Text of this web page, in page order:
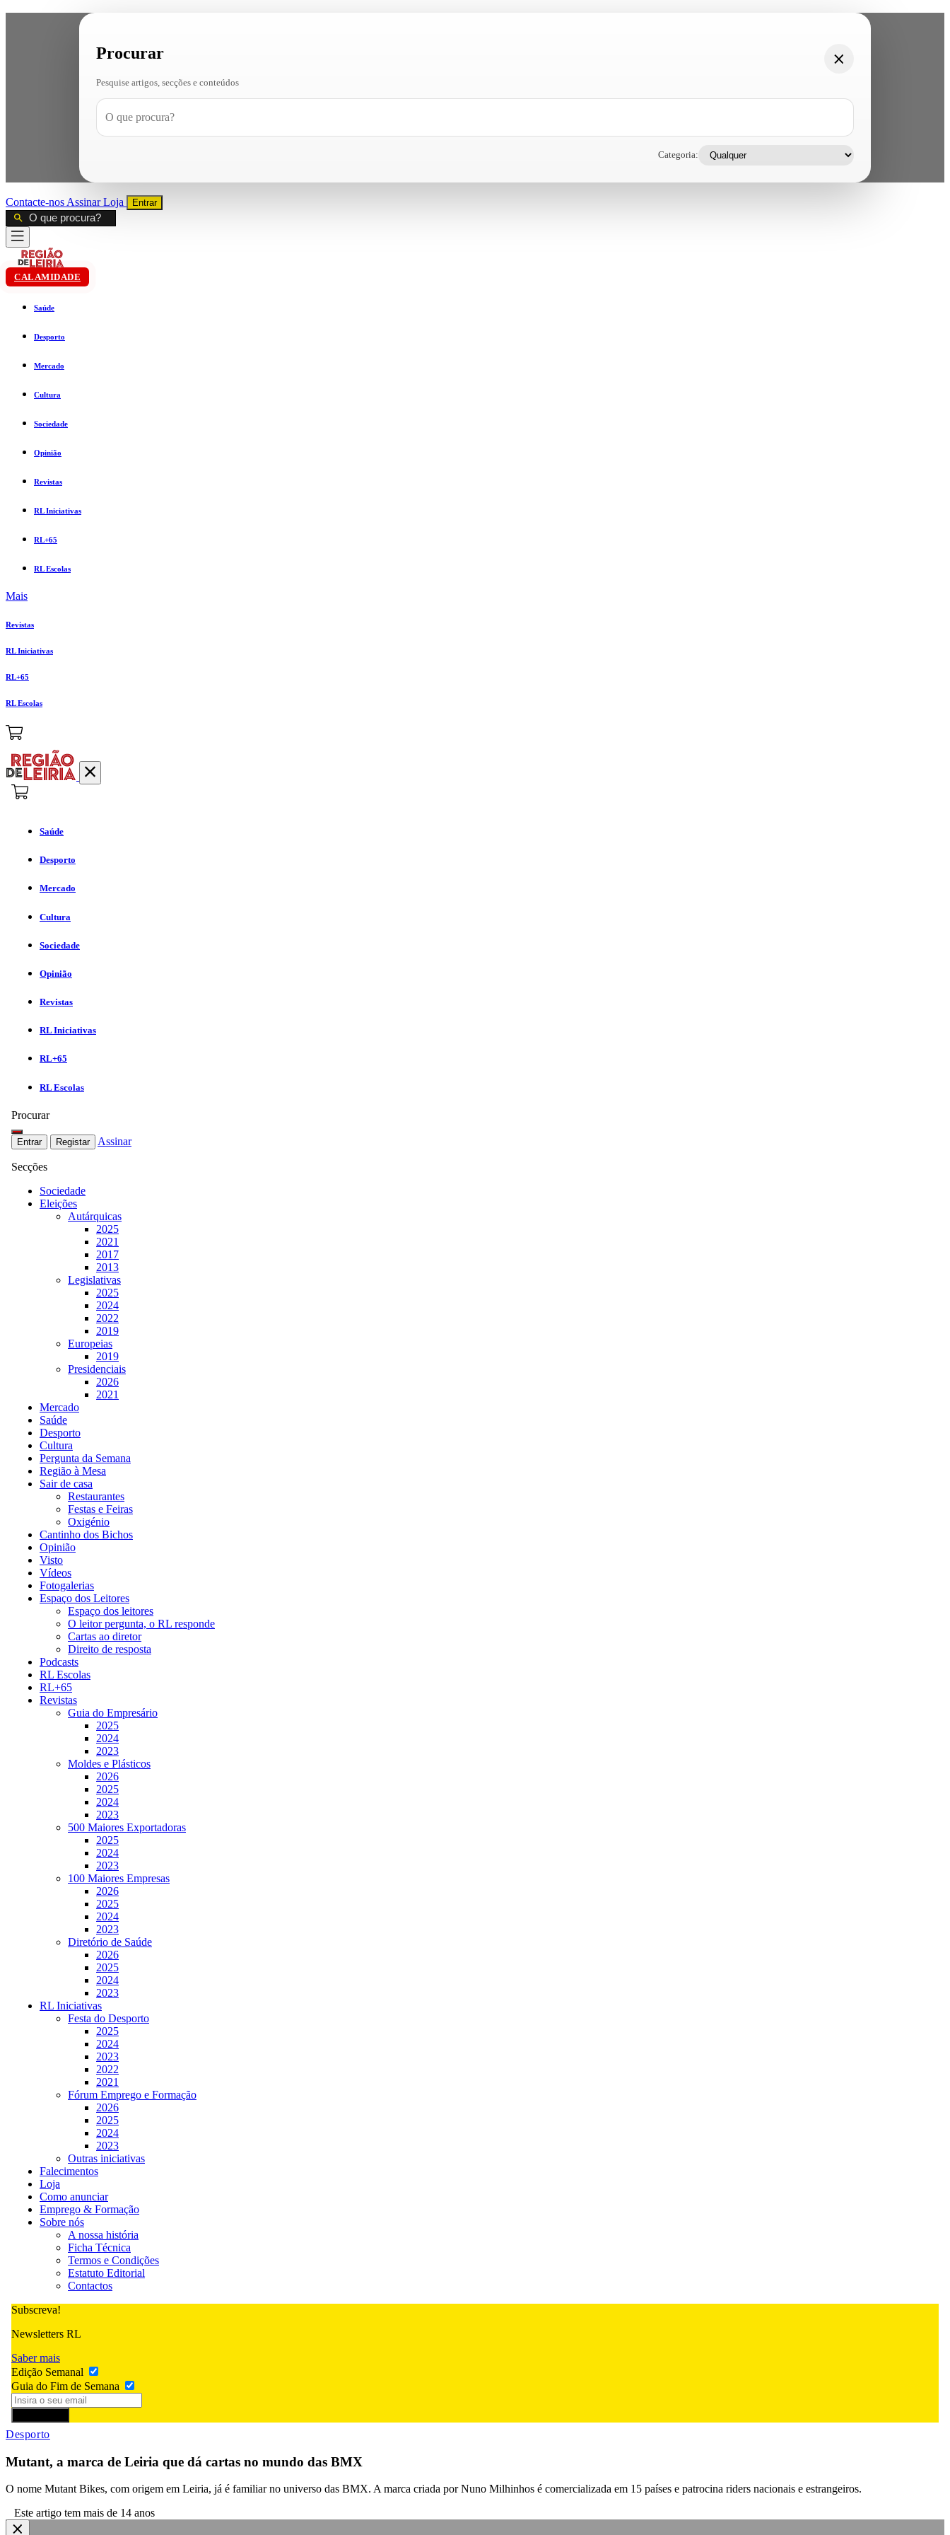
Procurar
Pesquise artigos, secções e conteúdos
Categoria:
Contacte-nos AssinarLoja Entrar
CALAMIDADE
Saúde
Desporto
Mercado
Cultura
Sociedade
Opinião
Revistas
RL Iniciativas
RL+65
RL Escolas
Mais
Revistas
RL Iniciativas
RL+65
RL Escolas
Saúde
Desporto
Mercado
Cultura
Sociedade
Opinião
Revistas
RL Iniciativas
RL+65
RL Escolas
Procurar
Entrar Registar Assinar
Secções
Sociedade
Eleições
Autárquicas
2025
2021
2017
2013
Legislativas
2025
2024
2022
2019
Europeias
2019
Presidenciais
2026
2021
Mercado
Saúde
Desporto
Cultura
Pergunta da Semana
Região à Mesa
Sair de casa
Restaurantes
Festas e Feiras
Oxigénio
Cantinho dos Bichos
Opinião
Visto
Vídeos
Fotogalerias
Espaço dos Leitores
Espaço dos leitores
O leitor pergunta, o RL responde
Cartas ao diretor
Direito de resposta
Podcasts
RL Escolas
RL+65
Revistas
Guia do Empresário
2025
2024
2023
Moldes e Plásticos
2026
2025
2024
2023
500 Maiores Exportadoras
2025
2024
2023
100 Maiores Empresas
2026
2025
2024
2023
Diretório de Saúde
2026
2025
2024
2023
RL Iniciativas
Festa do Desporto
2025
2024
2023
2022
2021
Fórum Emprego e Formação
2026
2025
2024
2023
Outras iniciativas
Falecimentos
Loja
Como anunciar
Emprego & Formação
Sobre nós
A nossa história
Ficha Técnica
Termos e Condições
Estatuto Editorial
Contactos
Subscreva!
Newsletters RL
Saber mais
Edição Semanal
Guia do Fim de Semana
Desporto
Mutant, a marca de Leiria que dá cartas no mundo das BMX
O nome Mutant Bikes, com origem em Leiria, já é familiar no universo das BMX. A marca criada por Nuno Milhinhos é comercializada em 15 países e patrocina riders nacionais e estrangeiros.
Este artigo tem mais de 14 anos